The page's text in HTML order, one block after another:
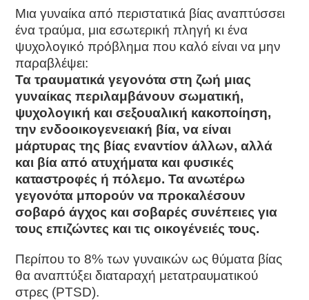
Mια γυναίκα από περιστατικά βίας αναπτύσσει
ένα τραύμα, μια εσωτερική πληγή κι ένα
ψυχολογικό πρόβλημα που καλό είναι να μην
παραβλέψει:
Τα τραυματικά γεγονότα στη ζωή μιας
γυναίκας περιλαμβάνουν σωματική,
ψυχολογική και σεξουαλική κακοποίηση,
την ενδοοικογενειακή βία, να είναι
μάρτυρας της βίας εναντίον άλλων, αλλά
και βία από ατυχήματα και φυσικές
καταστροφές ή πόλεμο. Τα ανωτέρω
γεγονότα μπορούν να προκαλέσουν
σοβαρό άγχος και σοβαρές συνέπειες για
τους επιζώντες και τις οικογένειές τους.
Περίπου το 8% των γυναικών ως θύματα βίας
θα αναπτύξει διαταραχή μετατραυματικού
στρες (PTSD).